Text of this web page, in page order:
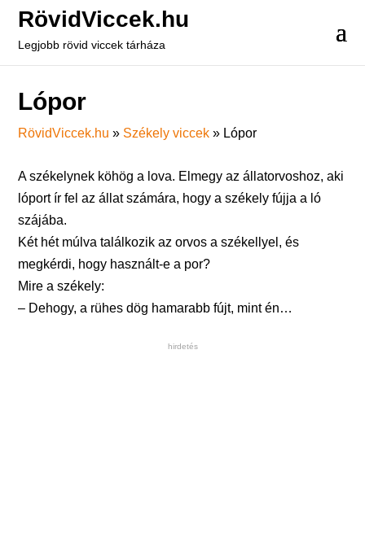
RövidViccek.hu
Legjobb rövid viccek tárháza
Lópor
RövidViccek.hu » Székely viccek » Lópor
A székelynek köhög a lova. Elmegy az állatorvoshoz, aki
lóport ír fel az állat számára, hogy a székely fújja a ló
szájába.
Két hét múlva találkozik az orvos a székellyel, és
megkérdi, hogy használt-e a por?
Mire a székely:
– Dehogy, a rühes dög hamarabb fújt, mint én…
hirdetés